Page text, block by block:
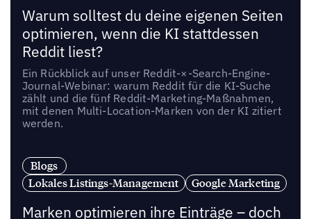
Warum solltest du deine eigenen Seiten
optimieren, wenn die KI stattdessen
Reddit liest?
Ein Rückblick auf unser Reddit-×-Search-Engine-
Journal-Webinar: warum Reddit für die KI-Suche
zählt und die fünf Reddit-Marketing-Maßnahmen,
mit denen Multi-Location-Marken von der KI zitiert
werden.
Blogs
Lokales Listings-Management
Google Marketing
Marken optimieren ihre Einträge – doch